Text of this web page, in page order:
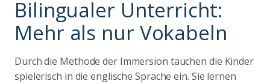
Bilingualer Unterricht:
Mehr als nur Vokabeln
Durch die Methode der Immersion tauchen die Kinder
spielerisch in die englische Sprache ein. Sie lernen